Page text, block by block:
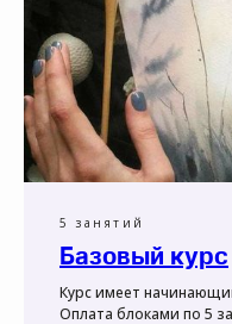
5 занятий
Базовый курс
Курс имеет
Оплата блоками по 5